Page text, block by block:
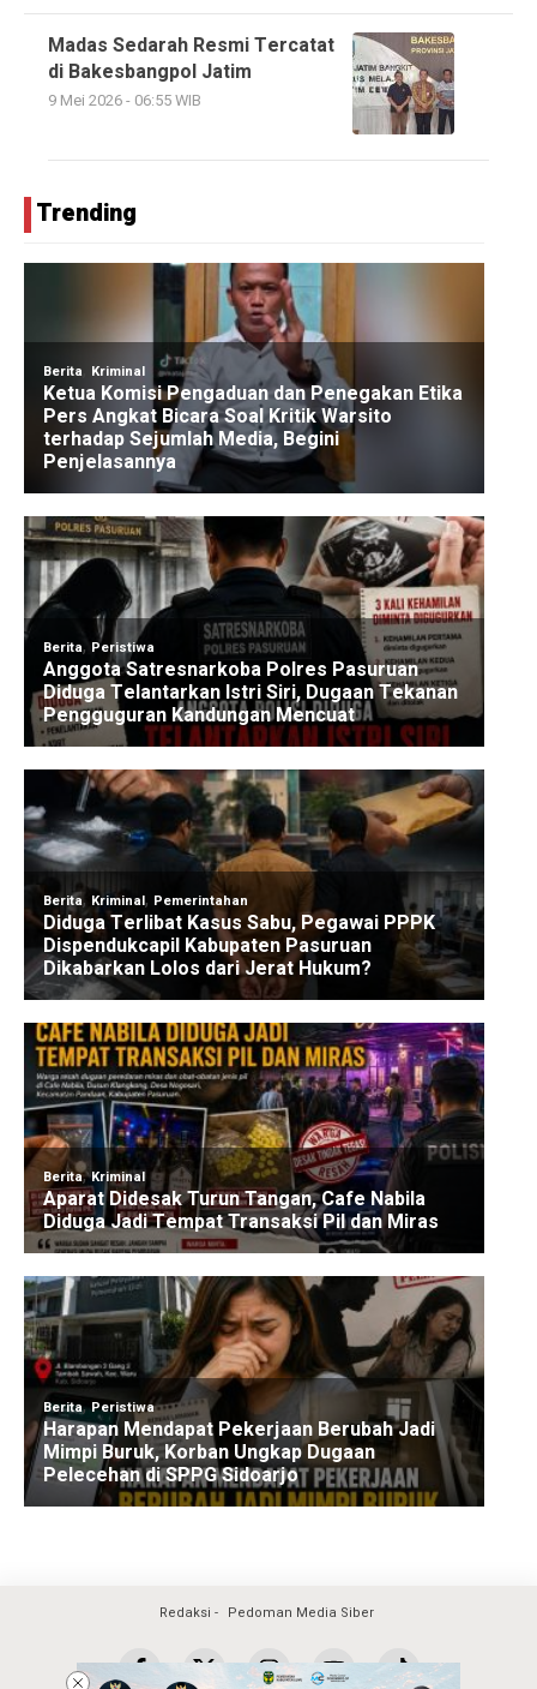
Madas Sedarah Resmi Tercatat
di Bakesbangpol Jatim
9 Mei 2026 - 06:55 WIB
Trending
Redaksi Pedoman Media Siber